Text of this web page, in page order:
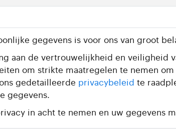
gegevens is voor ons van groot
aan de vertrouwelijkheid en veiligheid
om strikte maatregelen te nemen
gedetailleerde privacybeleid te
gegevens.
in acht te nemen en uw gegevens